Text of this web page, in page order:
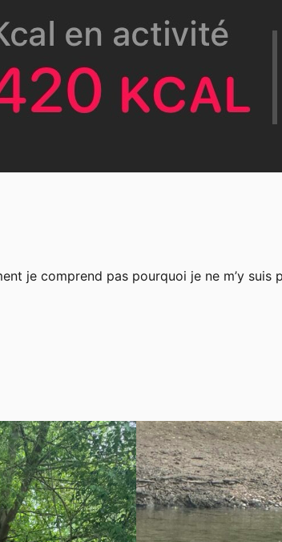
je comprend pas pourquoi je ne m’y